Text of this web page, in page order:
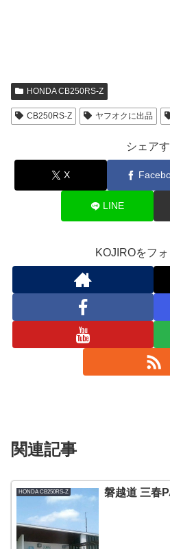
HONDA CB250RS-Z
CB250RS-Z ヤフオクに出品
シェア
X
LINE
KOJIROをフ
関連記事
HONDA CB250RS-Z 磐越道 三春